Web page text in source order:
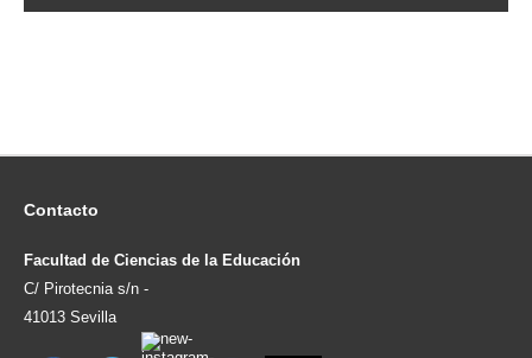
Contacto
Facultad de Ciencias de la Educación
C/ Pirotecnia s/n -
41013 Sevilla